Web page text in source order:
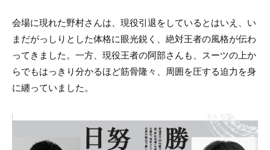
会場に現れた野村さんは、現役引退をしているとはいえ、い
まだがっしりとした体格に眼光鋭く、絶対王者の風格が伝わ
ってきました。一方、現役王者の阿部さんも、スーツの上か
らでもはっきり分かるほど筋骨隆々、周囲を圧する迫力を身
に纏っていました。